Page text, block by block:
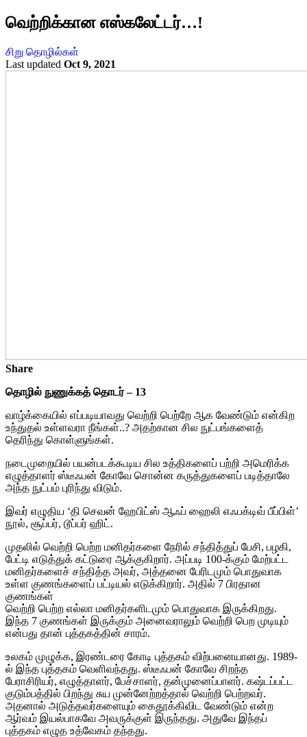
வெற்றிக்கான எஸ்கலேட்டர்…!
சிறு தொழில்கள்
Last updated Oct 9, 2021
Share
தொழில் நுணுக்கத் தொடர் – 13
வாழ்க்கையில் எப்படியாவது வெற்றி பெற்றே ஆக வேண்டும் என்கிற
உந்துதல் உள்ளவரா நீங்கள்..? அதற்கான சில நுட்பங்களைத்
தெரிந்து கொள்ளுங்கள்.
நடைமுறையில் பயன்படக்கூடிய சில உத்திகளைப் பற்றி அமெரிக்க
எழுத்தாளர் ஸ்டீஃபன் கோவே சொன்ன கருத்துகளைப் படித்தாலே
அந்த நுட்பம் புரிந்து விடும்.
இவர் எழுதிய ‘தி செவன் ஹேபிட்ஸ் ஆஃப் ஹைலி எஃபக்டிவ் பீப்பிள்’
நூல், சூப்பர், டூப்பர் ஹிட்.
முதலில் வெற்றி பெற்ற மனிதர்களை நேரில் சந்தித்துப் பேசி, பழகி,
பேட்டி எடுத்துக் கட்டுரை ஆக்குகிறார். அப்படி 100-க்கும் மேற்பட்ட
மனிதர்களைச் சந்தித்த அவர், அத்தனை பேரிடமும் பொதுவாக
உள்ள குணங்களைப் பட்டியல் எடுக்கிறார். அதில் 7 பிரதான
குணங்கள்
வெற்றி பெற்ற எல்லா மனிதர்களிடமும் பொதுவாக இருக்கிறது.
இந்த 7 குணங்கள் இருக்கும் அனைவராலும் வெற்றி பெற முடியும்
என்பது தான் புத்தகத்தின் சாரம்.
உலகம் முழுக்க, இரண்டரை கோடி புத்தகம் விற்பனையானது. 1989-
ல் இந்த புத்தகம் வெளிவந்தது. ஸ்டீஃபன் கோவே சிறந்த
பேராசிரியர், எழுத்தாளர், பேச்சாளர், தன்முனைப்பாளர். கஷ்டப்பட்ட
குடும்பத்தில் பிறந்து சுய முன்னேற்றத்தால் வெற்றி பெற்றவர்.
அதனால் அடுத்தவர்களையும் கைதூக்கிவிட வேண்டும் என்ற
ஆர்வம் இயல்பாகவே அவருக்குள் இருந்தது. அதுவே இந்தப்
புத்தகம் எழுத உத்வேகம் தந்தது.